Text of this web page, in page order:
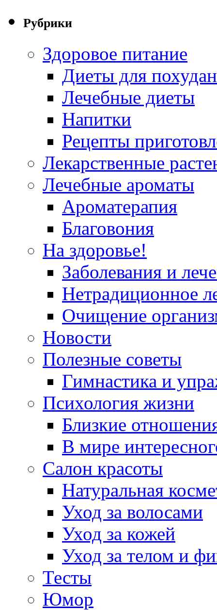
Рубрики
Здоровое питание
Диеты для
Лечебные диеты
Напитки
Рецепты
Лекарственные
Лечебные ароматы
Ароматерапия
Благовония
На здоровье!
Заболевания и
Нетрадиционное
Очищение
Новости
Полезные советы
Гимнастика и
Психология жизни
Близкие
В мире
Салон красоты
Натуральная
Уход за волосами
Уход за кожей
Уход за телом и
Тесты
Юмор